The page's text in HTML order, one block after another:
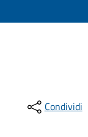
Condividi